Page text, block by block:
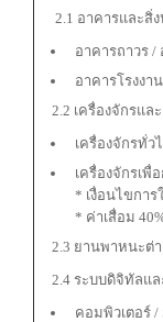
2.1 อาคารและสิ่
อาคารถาวร /
อาคารโรงงา
2.2 เครื่องจักรแล
เครื่องจักรทั่ว
เครื่องจักรเ
* เงื่อนไขการ
* ค่าเสื่อม
2.3 ยานพาหนะต่
2.4 ระบบดิจิทัลแล
คอมพิวเตอร์ /